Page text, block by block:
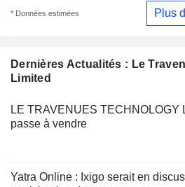
Dernières Actualités : Le
Limited
LE TRAVENUES TECHNOLOGY
passe à vendre
Yatra Online : Ixigo serait en
* Données estimées Plus